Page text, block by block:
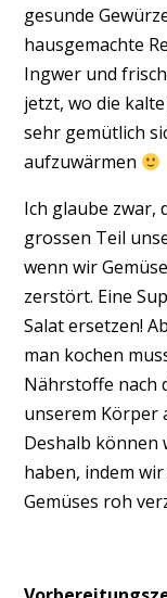
gesunde
hausgemachte
Ingwer und
jetzt, wo die
sehr gemütlich
aufzuwärmen
Ich glaube zwar,
grossen Teil
wenn wir
zerstört. Eine
Salat ersetzen!
man kochen
Nährstoffe nach
unserem Körper
Deshalb können
haben, indem
Gemüses roh